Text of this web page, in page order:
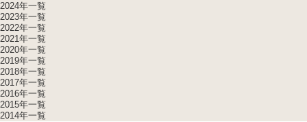
2024年一覧
2023年一覧
2022年一覧
2021年一覧
2020年一覧
2019年一覧
2018年一覧
2017年一覧
2016年一覧
2015年一覧
2014年一覧